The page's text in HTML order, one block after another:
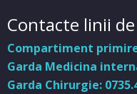
Contacte linii
Compartiment
Garda Medicina
Garda Chirurgie: